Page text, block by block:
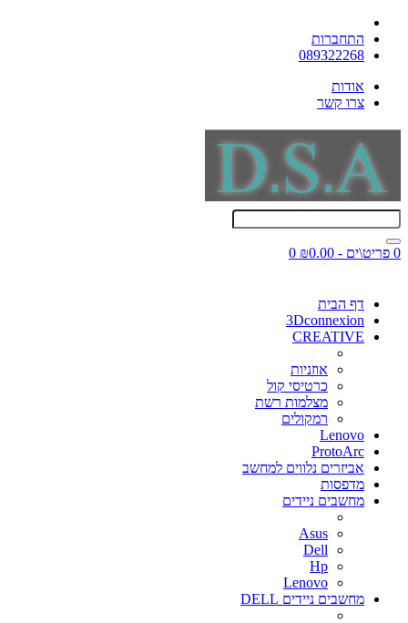
התחברות
089322268
אודות
צרו קשר
0 פריט\ים - ₪0.00 0
דף הבית
3Dconnexion
CREATIVE
אוזניות
כרטיסי קול
מצלמות רשת
רמקולים
Lenovo
ProtoArc
אביזרים נלווים למחשב
מדפסות
מחשבים ניידים
Asus
Dell
Hp
Lenovo
מחשבים ניידים DELL